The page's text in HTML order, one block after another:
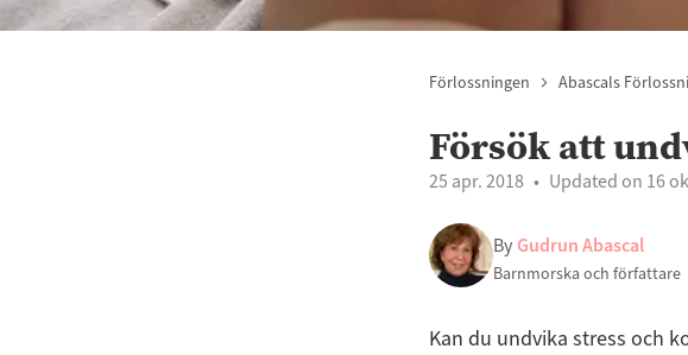
Förlossningen Abascals
Försök att
25 apr. 2018 Updated on 16
By Gudrun Abascal
Barnmorska och författare
Kan du undvika stress och